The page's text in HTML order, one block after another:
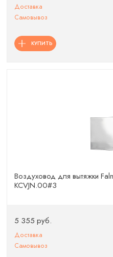
Доставка
Самовывоз
КУПИТЬ
Воздуховод для вытяжки
KCVJN.00#3
5 355 руб.
Доставка
Самовывоз